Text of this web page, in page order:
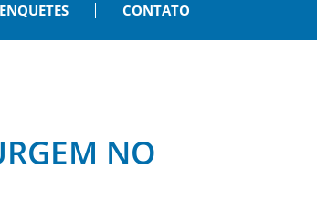
ENQUETES CONTATO
NO